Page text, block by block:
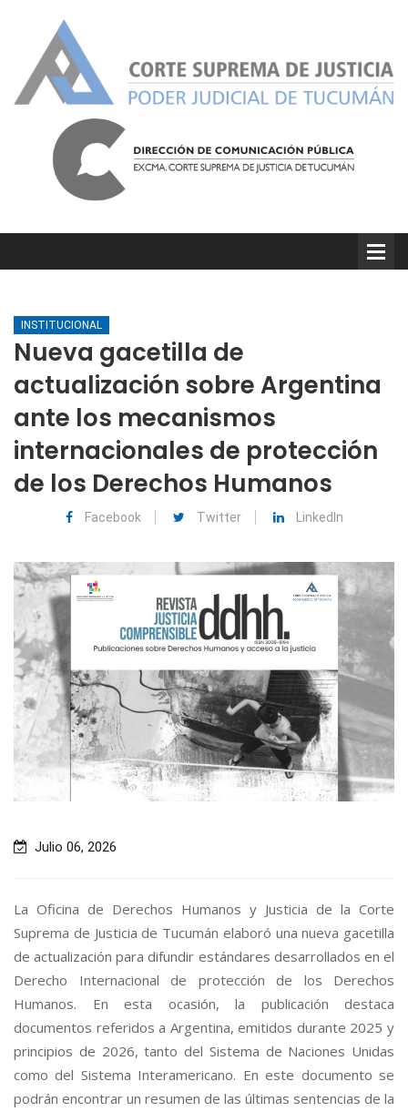
INSTITUCIONAL
Nueva gacetilla de
actualización sobre Argentina
ante los mecanismos
internacionales de protección
de los Derechos Humanos
Facebook Twitter LinkedIn
Julio 06, 2026
La Oficina de Derechos Humanos y Justicia de la Corte
Suprema de Justicia de Tucumán elaboró una nueva gacetilla
de actualización para difundir estándares desarrollados en el
Derecho Internacional de protección de los Derechos
Humanos. En esta ocasión, la publicación destaca
documentos referidos a Argentina, emitidos durante 2025 y
principios de 2026, tanto del Sistema de Naciones Unidas
como del Sistema Interamericano. En este documento se
podrán encontrar un resumen de las últimas sentencias de la